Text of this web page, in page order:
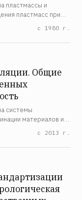
пластмассы и
пластмасс при
не
с 1980 г.
Общие
системы
материалов и
проведения и
на
с 2013 г.